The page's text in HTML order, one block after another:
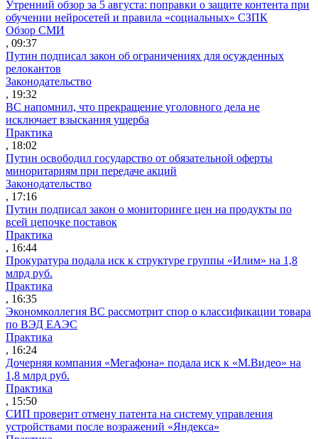
Утренний обзор за 5 августа: поправки о защите контента при
обучении нейросетей и правила «социальных» СЗПК
Обзор СМИ
, 09:37
Путин подписал закон об ограничениях для осужденных
релокантов
Законодательство
, 19:32
ВС напомнил, что прекращение уголовного дела не
исключает взыскания ущерба
Практика
, 18:02
Путин освободил государство от обязательной оферты
миноритариям при передаче акций
Законодательство
, 17:16
Путин подписал закон о мониторинге цен на продукты по
всей цепочке поставок
Практика
, 16:44
Прокуратура подала иск к структуре группы «Илим» на 1,8
млрд руб.
Практика
, 16:35
Экономколлегия ВС рассмотрит спор о классификации товара
по ВЭД ЕАЭС
Практика
, 16:24
Дочерняя компания «Мегафона» подала иск к «М.Видео» на
1,8 млрд руб.
Практика
, 15:50
СИП проверит отмену патента на систему управления
устройствами после возражений «Яндекса»